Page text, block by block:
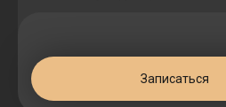
Записаться